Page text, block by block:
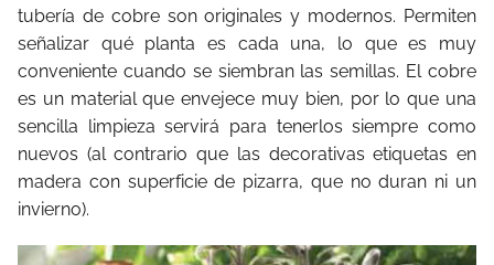
tubería de cobre son originales y modernos. Permiten
señalizar qué planta es cada una, lo que es muy
conveniente cuando se siembran las semillas. El cobre
es un material que envejece muy bien, por lo que una
sencilla limpieza servirá para tenerlos siempre como
nuevos (al contrario que las decorativas etiquetas en
madera con superficie de pizarra, que no duran ni un
invierno).